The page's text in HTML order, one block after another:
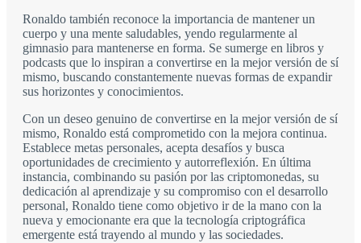
Ronaldo también reconoce la importancia de mantener un
cuerpo y una mente saludables, yendo regularmente al
gimnasio para mantenerse en forma. Se sumerge en libros y
podcasts que lo inspiran a convertirse en la mejor versión de sí
mismo, buscando constantemente nuevas formas de expandir
sus horizontes y conocimientos.
Con un deseo genuino de convertirse en la mejor versión de sí
mismo, Ronaldo está comprometido con la mejora continua.
Establece metas personales, acepta desafíos y busca
oportunidades de crecimiento y autorreflexión. En última
instancia, combinando su pasión por las criptomonedas, su
dedicación al aprendizaje y su compromiso con el desarrollo
personal, Ronaldo tiene como objetivo ir de la mano con la
nueva y emocionante era que la tecnología criptográfica
emergente está trayendo al mundo y las sociedades.